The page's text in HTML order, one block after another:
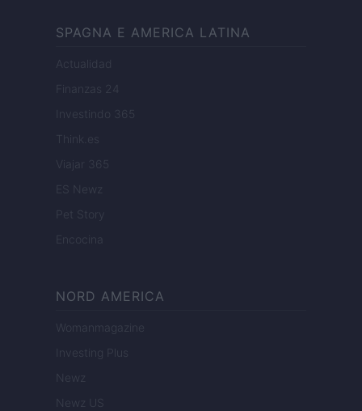
SPAGNA E AMERICA LATINA
Actualidad
Finanzas 24
Investindo 365
Think.es
Viajar 365
ES Newz
Pet Story
Encocina
NORD AMERICA
Womanmagazine
Investing Plus
Newz
Newz US